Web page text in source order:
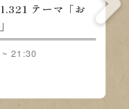
テーマ「ノ
」
21:30